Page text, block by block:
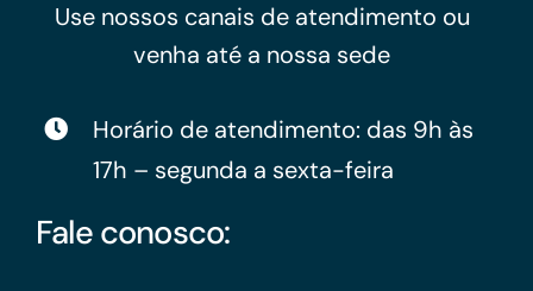
Use nossos canais de atendimento ou
venha até a nossa sede
Horário de atendimento: das 9h às
17h – segunda a sexta-feira
Fale conosco: